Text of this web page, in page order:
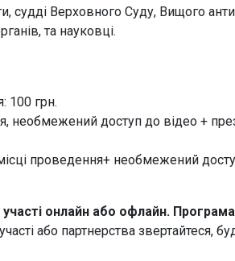
судді Верховного Суду, Вищого
та науковці.
100 грн.
необмежений доступ до відео +
проведення+ необмежений
онлайн або офлайн.
або партнерства звертайтеся,